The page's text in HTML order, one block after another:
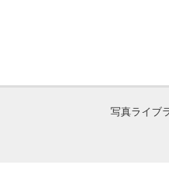
写真ライブ